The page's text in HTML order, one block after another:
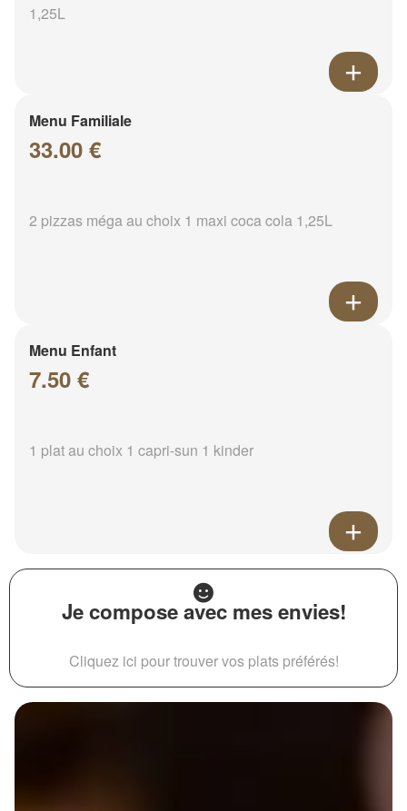
1,25L
Menu Familiale
33.00 €
2 pizzas méga au choix 1 maxi coca cola 1,25L
Menu Enfant
7.50 €
1 plat au choix 1 capri-sun 1 kinder
Je compose avec mes envies!
Cliquez ici pour trouver vos plats préférés!